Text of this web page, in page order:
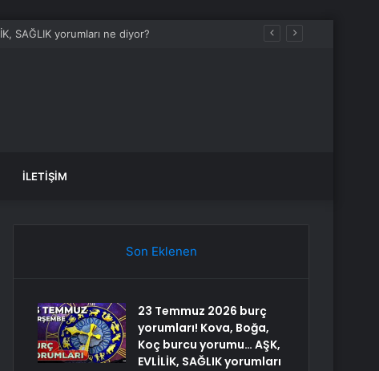
İLETIŞIM
Son Eklenen
23 Temmuz 2026 burç
yorumları! Kova, Boğa,
Koç burcu yorumu… AŞK,
EVLİLİK, SAĞLIK yorumları